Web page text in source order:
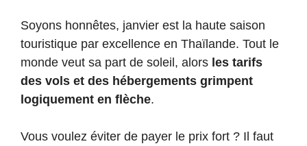
Soyons honnêtes, janvier est la haute saison
touristique par excellence en Thaïlande. Tout le
monde veut sa part de soleil, alors les tarifs
des vols et des hébergements grimpent
logiquement en flèche.
Vous voulez éviter de payer le prix fort ? Il faut